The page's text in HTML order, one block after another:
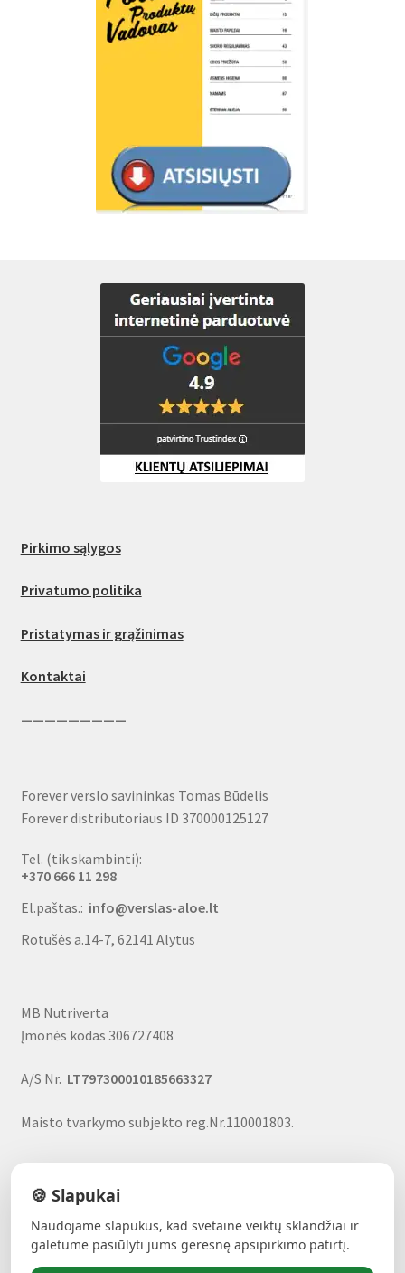
Pirkimo sąlygos
Privatumo politika
Pristatymas ir grąžinimas
Kontaktai
—————————
Forever verslo savininkas Tomas Būdelis
Forever distributoriaus ID 370000125127
Tel. (tik skambinti):
+370 666 11 298
El.paštas.: info@verslas-aloe.lt
Rotušės a.14-7, 62141 Alytus
MB Nutriverta
Įmonės kodas 306727408
A/S Nr. LT797300010185663327
Maisto tvarkymo subjekto reg.Nr.110001803.
ALAVIJŲ GALIA!- Forever produktai, nuolaidos, uždarbio
galimybė
🍪 Slapukai
Naudojame slapukus, kad svetainė veiktų sklandžiai ir
galėtume pasiūlyti jums geresnę apsipirkimo patirtį.